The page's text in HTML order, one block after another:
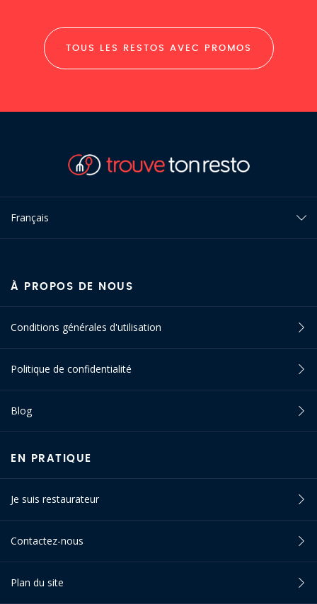
TOUS LES RESTOS AVEC PROMOS
Français
À PROPOS DE NOUS
Conditions générales d'utilisation
Politique de confidentialité
Blog
EN PRATIQUE
Je suis restaurateur
Contactez-nous
Plan du site